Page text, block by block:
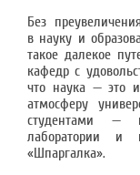
Без
в науку и
такое далекое
кафедр с
что наука — это
атмосферу
студентами —
лаборатории и
«Шпаргалка».